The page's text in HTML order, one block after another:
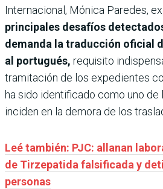
Internacional, Mónica Paredes,
principales desafíos
demanda la traducción oficial
al portugués, requisito
tramitación de los expedientes
ha sido identificado como uno
inciden en la demora de los
Leé también: PJC: allanan
de Tirzepatida falsificada y
personas